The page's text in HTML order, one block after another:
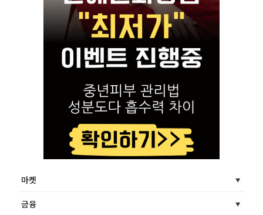
마켓
금융